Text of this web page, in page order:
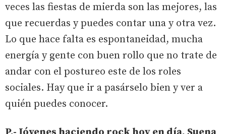
veces las fiestas de mierda son las mejores, las
que recuerdas y puedes contar una y otra vez.
Lo que hace falta es espontaneidad, mucha
energía y gente con buen rollo que no trate de
andar con el postureo este de los roles
sociales. Hay que ir a pasárselo bien y ver a
quién puedes conocer.